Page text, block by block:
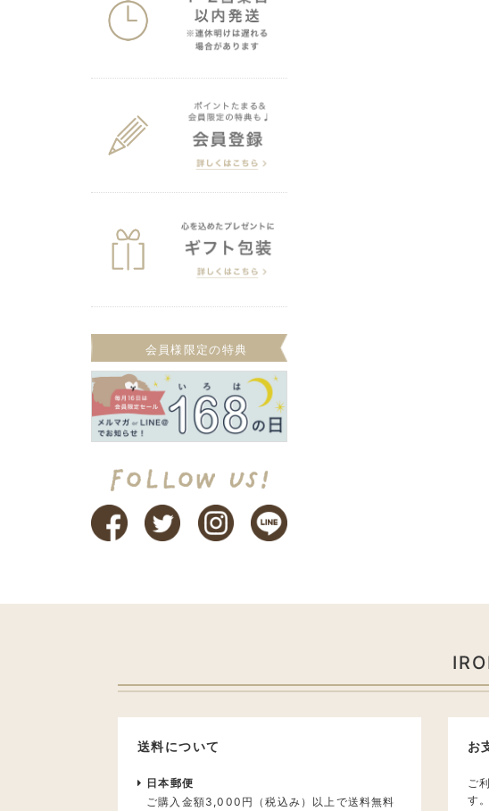
会員様限定の特典
送料について
日本郵便
ご購入金額3,000円（税込み）以上で送料無料
お
ご
す。